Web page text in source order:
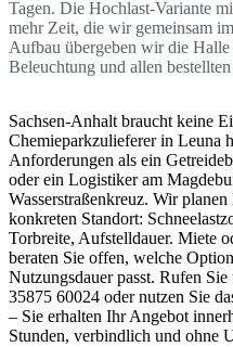
Tagen. Die Hochlast-Variante
mehr Zeit, die wir gemeinsam
Aufbau übergeben wir die
Beleuchtung und allen
Sachsen-Anhalt braucht keine
Chemieparkzulieferer in Leuna
Anforderungen als ein
oder ein Logistiker am
Wasserstraßenkreuz. Wir
konkreten Standort:
Torbreite, Aufstelldauer. Miete
beraten Sie offen, welche
Nutzungsdauer passt. Rufen
35875 60024 oder nutzen Sie
– Sie erhalten Ihr Angebot
Stunden, verbindlich und ohne